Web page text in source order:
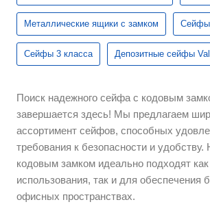
Металлические ящики с замком Сейфы
Сейфы 3 класса Депозитные сейфы
Поиск надежного сейфа с кодовым
завершается здесь! Мы предлагаем
ассортимент сейфов, способных
требования к безопасности и
кодовым замком идеально подходят
использования, так и для обеспечения
офисных пространствах.